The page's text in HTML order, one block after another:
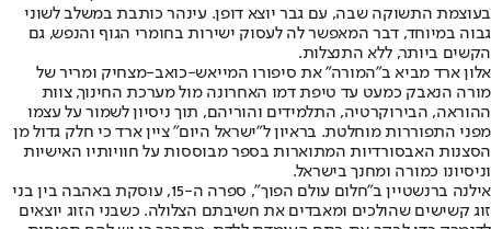
בעוצמת התשוקה שבה, עם גבר יוצא דופן. עינהר כותבת במשלב לשוני
גבוה במיוחד, דבר המאפשר לה לעסוק ישירות בחומרי הגוף והנפש, גם
הקשים ביותר, ללא התנצלות.
אלון ארד מביא ב״המורה״ את סיפורו המייאש-כואב-מצחיק ומריר של
מורה הנאבק כמעט עד טיפת דמו האחרונה מול מערכת החינוך, צוות
ההוראה, הבירוקרטיה, התלמידים והוריהם, תוך ניסיון לשמור על עצמו
מפני התפוררות מוחלטת. בראיון ל״ישראל היום״ ציין ארד כי חלק גדול מן
הסצנות האבסורדיות המתוארות בספר מבוססות על חוויותיו האישיות
וניסיונו כמורה ומחנך בישראל.
אילנה ברנשטיין ב״חלום עולם הפוך״, ספרה ה-15, עוסקת באהבה בין בני
זוג קשישים שהולכים ומאבדים את חשיבתם הצלולה. כשבני הזוג יוצאים